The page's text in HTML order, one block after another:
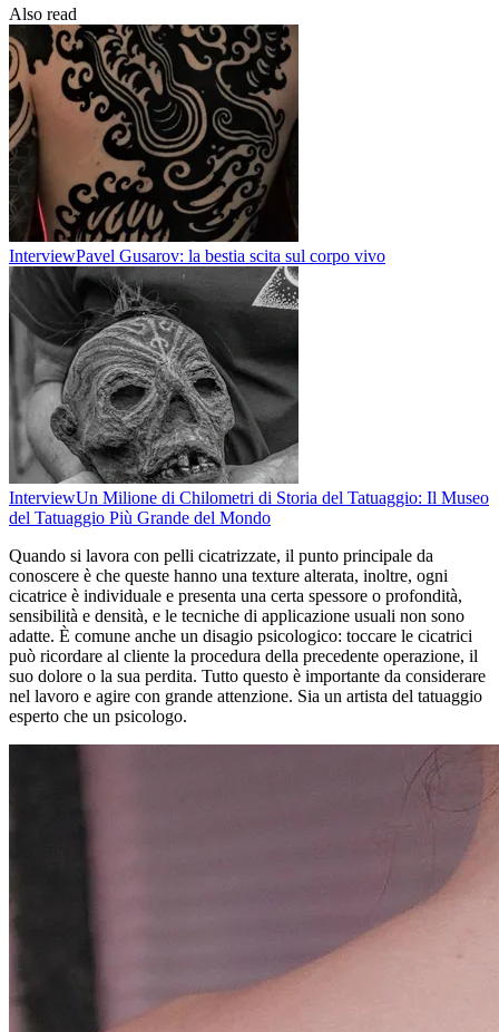
Also read
InterviewPavel Gusarov: la bestia scita sul corpo vivo
InterviewUn Milione di Chilometri di Storia del Tatuaggio: Il Museo
del Tatuaggio Più Grande del Mondo
Quando si lavora con pelli cicatrizzate, il punto principale da
conoscere è che queste hanno una texture alterata, inoltre, ogni
cicatrice è individuale e presenta una certa spessore o profondità,
sensibilità e densità, e le tecniche di applicazione usuali non sono
adatte. È comune anche un disagio psicologico: toccare le cicatrici
può ricordare al cliente la procedura della precedente operazione, il
suo dolore o la sua perdita. Tutto questo è importante da considerare
nel lavoro e agire con grande attenzione. Sia un artista del tatuaggio
esperto che un psicologo.